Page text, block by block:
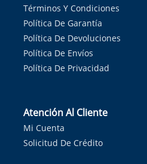
Términos Y Condiciones
Política De Garantía
Política De Devoluciones
Política De Envíos
Política De Privacidad
Atención Al Cliente
Mi Cuenta
Solicitud De Crédito